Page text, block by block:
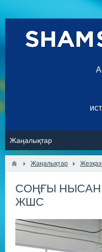
Жаңалықтар
СОҢҒЫ НЫСАН
ЖШС